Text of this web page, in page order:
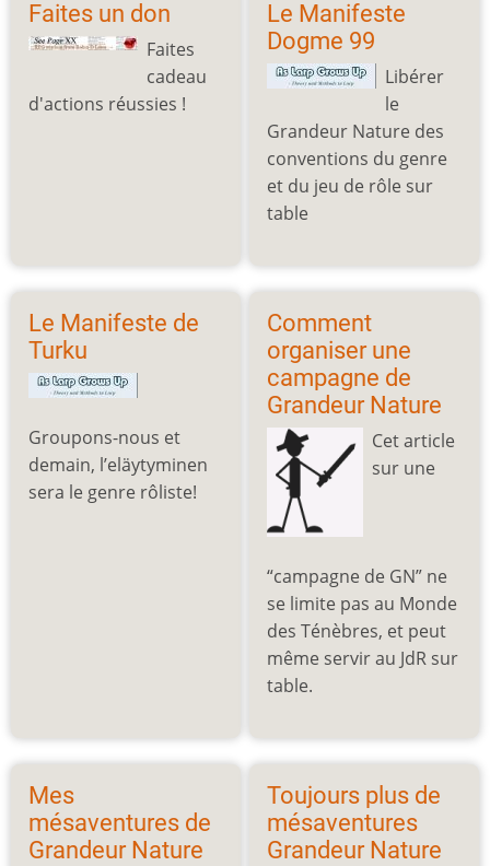
Faites un don
Faites
cadeau
d'actions réussies !
Le Manifeste
Dogme 99
Libérer
le
Grandeur Nature des
conventions du genre
et du jeu de rôle sur
table
Le Manifeste de
Turku
Groupons-nous et
demain, l’eläytyminen
sera le genre rôliste!
Comment
organiser une
campagne de
Grandeur Nature
Cet article
sur une
“campagne de GN” ne
se limite pas au Monde
des Ténèbres, et peut
même servir au JdR sur
table.
Mes
mésaventures de
Grandeur Nature
Toujours plus de
mésaventures
Grandeur Nature